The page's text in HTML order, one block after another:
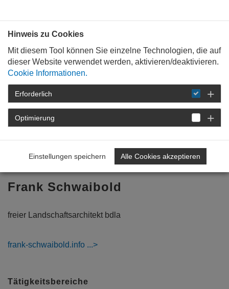
STARTSEITE
vorheriges Profil nächstes Profil
Frank Schwaibold
freier Landschaftsarchitekt bdla
frank-schwaibold.info
Tätigkeitsbereiche
Hinweis zu Cookies
Mit diesem Tool können Sie einzelne Technologien, die auf
dieser Website verwendet werden, aktivieren/deaktivieren.
Cookie Informationen.
Erforderlich
Optimierung
Einstellungen speichern Alle Cookies akzeptieren